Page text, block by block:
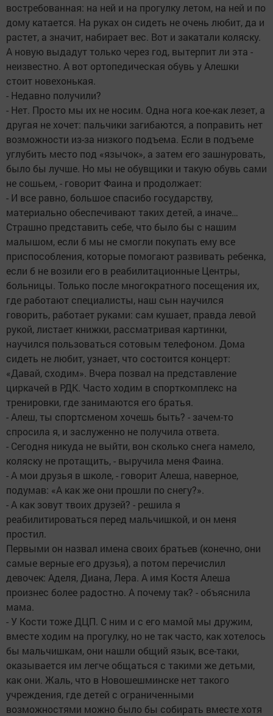
востребованная: на ней и на прогулку летом, на ней и по
дому катается. На руках он сидеть не очень любит, да и
растет, а значит, набирает вес. Вот и закатали коляску.
А новую выдадут только через год, вытерпит ли эта -
неизвестно. А вот ортопедическая обувь у Алешки
стоит новехонькая.
- Недавно получили?
- Нет. Просто мы их не носим. Одна нога кое-как лезет, а
другая не хочет: пальчики загибаются, а поправить нет
возможности из-за низкого подъема. Если в подъеме
углубить место под «язычок», а затем его зашнуровать,
было бы лучше. Но мы не обувщики и такую обувь сами
не сошьем, - говорит Фаина и продолжает:
- И все равно, большое спасибо государству,
материально обеспечивают таких детей, а иначе…
Страшно представить себе, что было бы с нашим
малышом, если б мы не смогли покупать ему все
приспособления, которые помогают развивать ребенка,
если б не возили его в реабилитационные Центры,
больницы. Только после многократного посещения их,
где работают специалисты, наш сын научился
говорить, работает руками: сам кушает, правда левой
рукой, листает книжки, рассматривая картинки,
научился пользоваться сотовым телефоном. Дома
сидеть не любит, узнает, что состоится концерт:
«Давай, сходим». Вчера позвал на представление
циркачей в РДК. Часто ходим в спорткомплекс на
тренировки, где занимаются его братья.
- Алеш, ты спортсменом хочешь быть? - зачем-то
спросила я, и заслуженно не получила ответа.
- Сегодня никуда не выйти, вон сколько снега намело,
коляску не протащить, - выручила меня Фаина.
- А мои друзья в школе, - говорит Алеша, наверное,
подумав: «А как же они прошли по снегу?».
- А как зовут твоих друзей? - решила я
реабилитироваться перед мальчишкой, и он меня
простил.
Первыми он назвал имена своих братьев (конечно, они
самые верные его друзья), а потом перечислил
девочек: Аделя, Диана, Лера. А имя Костя Алеша
произнес более радостно. А почему так? - объяснила
мама.
- У Кости тоже ДЦП. С ним и с его мамой мы дружим,
вместе ходим на прогулку, но не так часто, как хотелось
бы мальчишкам, они нашли общий язык, все-таки,
оказывается им легче общаться с такими же детьми,
как они. Жаль, что в Новошешминске нет такого
учреждения, где детей с ограниченными
возможностями можно было бы собирать вместе хотя